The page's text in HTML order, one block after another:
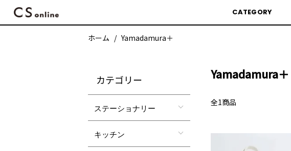
CATEGORY
ホーム Yamadamura＋
Yamadamura＋
全1商品
カテゴリー
ステーショナリー
キッチン